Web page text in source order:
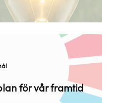
för vår framtid